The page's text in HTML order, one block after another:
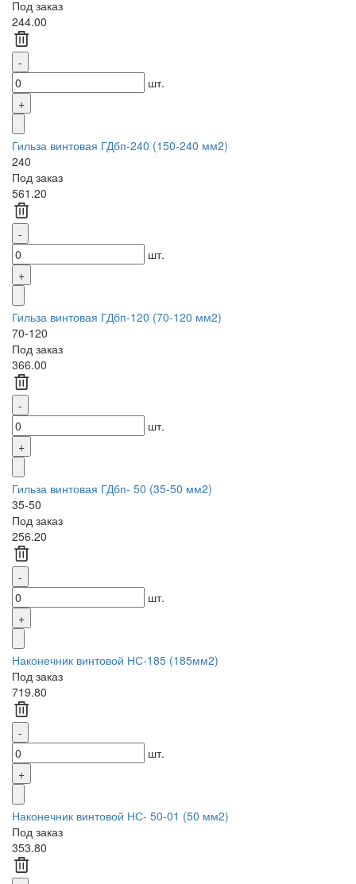
Под заказ
244.00
шт.
Гильза винтовая ГДбп-240 (150-240 мм2)
240
Под заказ
561.20
шт.
Гильза винтовая ГДбп-120 (70-120 мм2)
70-120
Под заказ
366.00
шт.
Гильза винтовая ГДбп- 50 (35-50 мм2)
35-50
Под заказ
256.20
шт.
Наконечник винтовой НС-185 (185мм2)
Под заказ
719.80
шт.
Наконечник винтовой НС- 50-01 (50 мм2)
Под заказ
353.80